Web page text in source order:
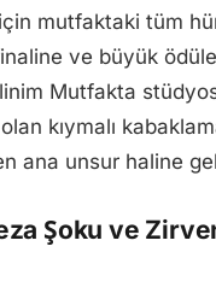
mutfaktaki tüm
ve büyük ödüle
Mutfakta
kıymalı
ana unsur haline
Şoku ve